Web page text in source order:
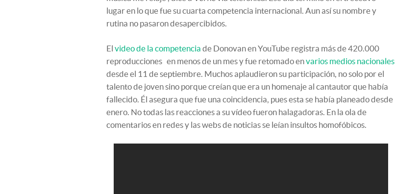
lugar en lo que fue su cuarta competencia internacional. Aun así su nombre y
rutina no pasaron desapercibidos.
El video de la competencia de Donovan en YouTube registra más de 420.000
reproducciones en menos de un mes y fue retomado envarios medios nacionales
desde el 11 de septiembre. Muchos aplaudieron su participación, no solo por el
talento de joven sino porque creían que era un homenaje al cantautor que había
fallecido. Él asegura que fue una coincidencia, pues esta se había planeado desde
enero. No todas las reacciones a su vídeo fueron halagadoras. En la ola de
comentarios en redes y las webs de noticias se leían insultos homofóbicos.